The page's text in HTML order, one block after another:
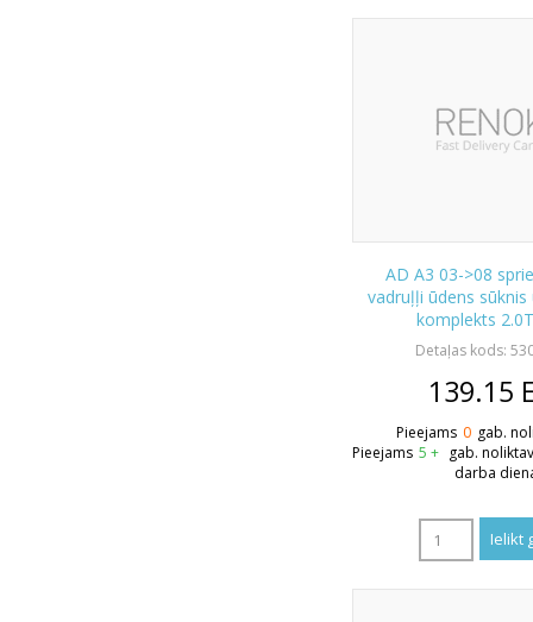
AD A3 03->08
vadruļļi ūdens sūknis
komplekts
Detaļas kods:
139.15
Pieejams 0 gab.
Pieejams 5 + gab.
darba